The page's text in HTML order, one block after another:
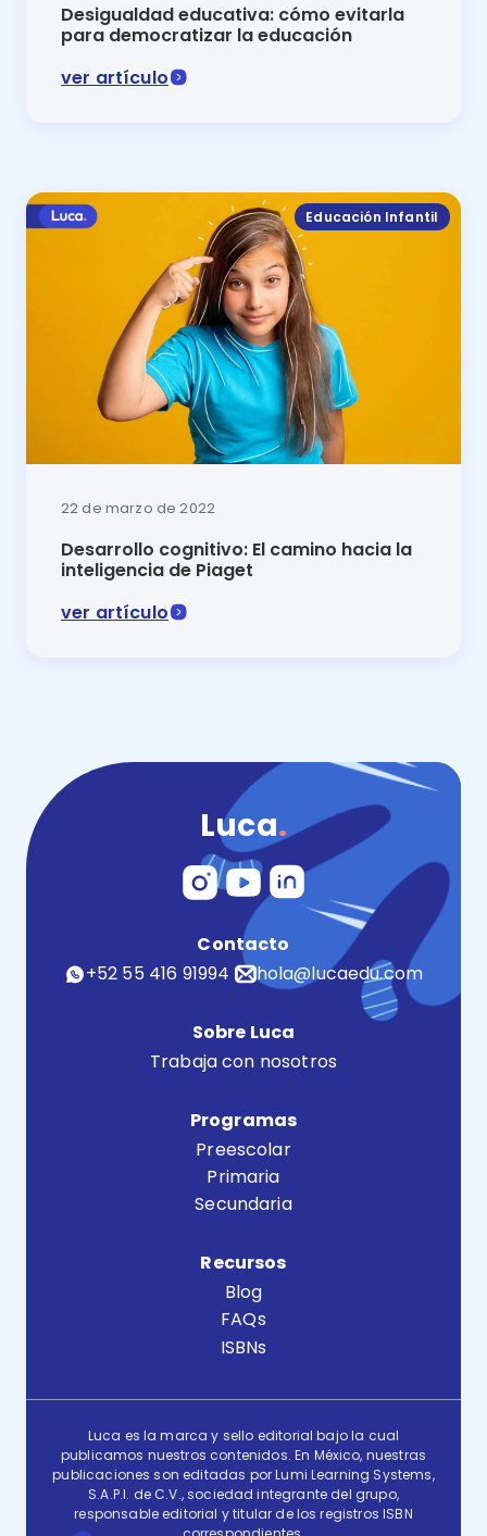
Desigualdad educativa: cómo evitarla
para democratizar la educación
ver artículo
Educación Infantil
22 de marzo de 2022
Desarrollo cognitivo: El camino hacia la
inteligencia de Piaget
ver artículo
Luca.
Contacto
+52 55 416 91994
hola@lucaedu.com
Sobre Luca
Trabaja con nosotros
Programas
Preescolar
Primaria
Secundaria
Recursos
Blog
FAQs
ISBNs
Luca es la marca y sello editorial bajo la cual
publicamos nuestros contenidos. En México, nuestras
publicaciones son editadas por Lumi Learning Systems,
S.A.P.I. de C.V., sociedad integrante del grupo,
responsable editorial y titular de los registros ISBN